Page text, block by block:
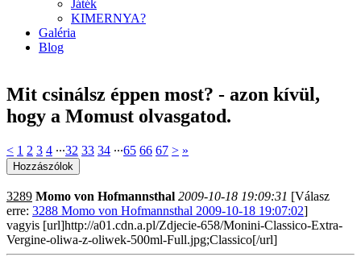
Játék
KIMERNYA?
Galéria
Blog
Mit csinálsz éppen most? - azon kívül,
hogy a Momust olvasgatod.
< 1 2 3 4 ∙∙∙32 33 34 ∙∙∙65 66 67 > »
3289 Momo von Hofmannsthal 2009-10-18 19:09:31 [Válasz
erre: 3288 Momo von Hofmannsthal 2009-10-18 19:07:02]
vagyis [url]http://a01.cdn.a.pl/Zdjecie-658/Monini-Classico-Extra-
Vergine-oliwa-z-oliwek-500ml-Full.jpg;Classico[/url]